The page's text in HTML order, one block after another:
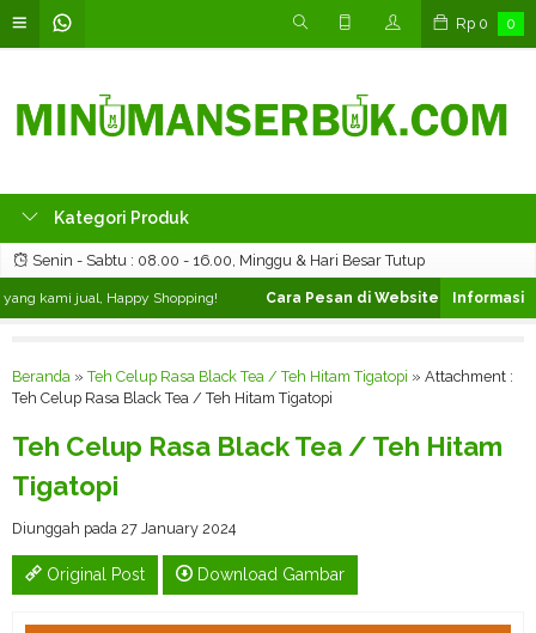
Rp 0 0
Kategori Produk
Senin - Sabtu : 08.00 - 16.00, Minggu & Hari Besar Tutup
kami jual, Happy Shopping! Cara Pesan di Website ❯ Silahkan
Beranda »Teh Celup Rasa Black Tea / Teh Hitam Tigatopi » Attachment :
Teh Celup Rasa Black Tea / Teh Hitam Tigatopi
Teh Celup Rasa Black Tea / Teh Hitam
Tigatopi
Diunggah pada 27 January 2024
Original Post Download Gambar